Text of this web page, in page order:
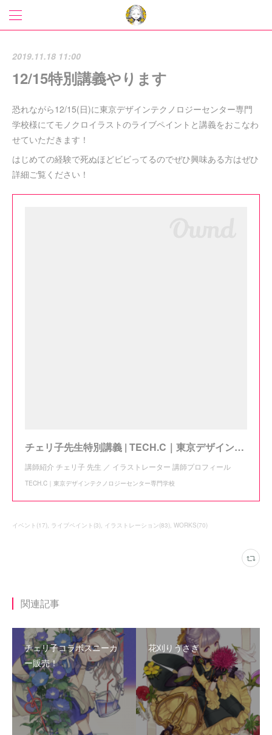
2019.11.18 11:00
12/15特別講義やります
恐れながら12/15(日)に東京デザインテクノロジーセンター専門
学校様にてモノクロイラストのライブペイントと講義をおこなわ
せていただきます！
はじめての経験で死ぬほどビビってるのでぜひ興味ある方はぜひ
詳細ご覧ください！
チェリ子先生特別講義 | TECH.C｜東京デザインテクノロジーセンター専門学校
講師紹介 チェリ子 先生 ／ イラストレーター 講師プロフィール
TECH.C｜東京デザインテクノロジーセンター専門学校
イベント (17) ライブペイント (3) イラストレーション(83) WORKS(70)
関連記事
チェリ子コラボスニーカ
ー販売！
花刈りうさぎ